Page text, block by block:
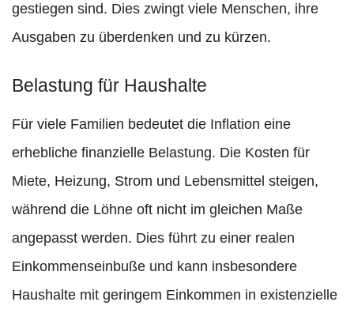
gestiegen sind. Dies zwingt viele Menschen, ihre
Ausgaben zu überdenken und zu kürzen.
Belastung für Haushalte
Für viele Familien bedeutet die Inflation eine
erhebliche finanzielle Belastung. Die Kosten für
Miete, Heizung, Strom und Lebensmittel steigen,
während die Löhne oft nicht im gleichen Maße
angepasst werden. Dies führt zu einer realen
Einkommenseinbuße und kann insbesondere
Haushalte mit geringem Einkommen in existenzielle